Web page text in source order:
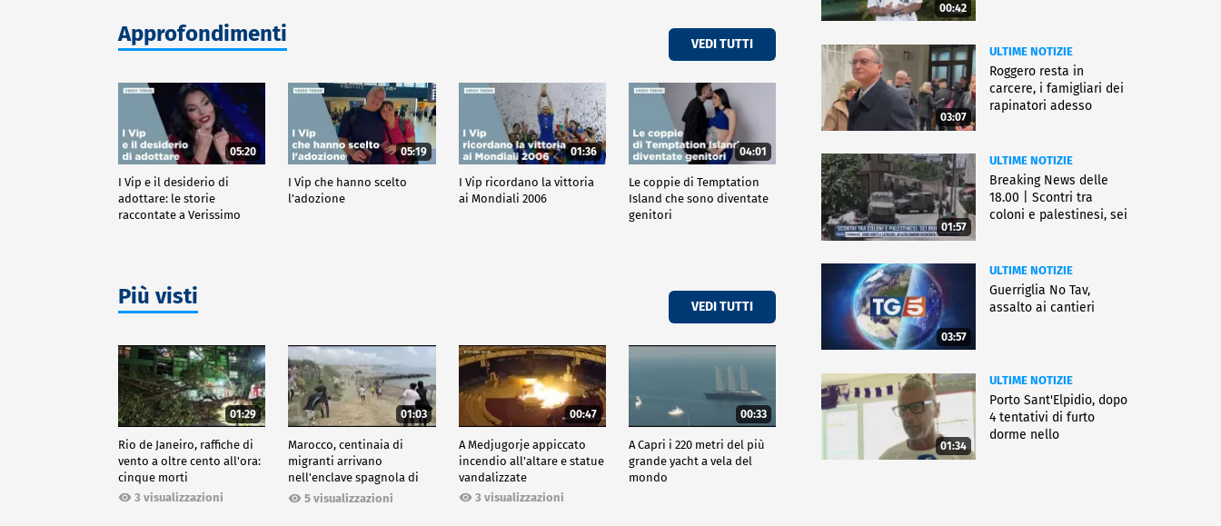
Approfondimenti VEDI TUTTI
05:20
I Vip e il desiderio di
adottare: le storie
raccontate a Verissimo
05:19
I Vip che hanno scelto
l'adozione
01:36
I Vip ricordano la vittoria
ai Mondiali 2006
04:01
Le coppie di Temptation
Island che sono diventate
genitori
Più visti VEDI TUTTI
01:29
Rio de Janeiro, raffiche di
vento a oltre cento all'ora:
cinque morti
3 visualizzazioni
01:03
Marocco, centinaia di
migranti arrivano
nell'enclave spagnola di
Ceuta5 visualizzazioni
00:47
A Medjugorje appiccato
incendio all'altare e statue
vandalizzate
3 visualizzazioni
00:33
A Capri i 220 metri del più
grande yacht a vela del
mondo
00:42
03:07
ULTIME NOTIZIE
Roggero resta in
carcere, i famigliari dei
rapinatori adesso
01:57
ULTIME NOTIZIE
Breaking News delle
18.00 | Scontri tra
coloni e palestinesi, sei
03:57
ULTIME NOTIZIE
Guerriglia No Tav,
assalto ai cantieri
01:34
ULTIME NOTIZIE
Porto Sant'Elpidio, dopo
4 tentativi di furto
dorme nello